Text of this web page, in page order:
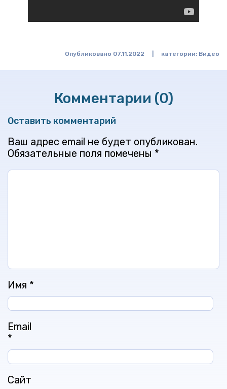
Опубликовано 07.11.2022 категории: Видео
Комментарии (0)
Оставить комментарий
Ваш адрес email не будет опубликован.
Обязательные поля помечены *
Имя *
Email
*
Сайт